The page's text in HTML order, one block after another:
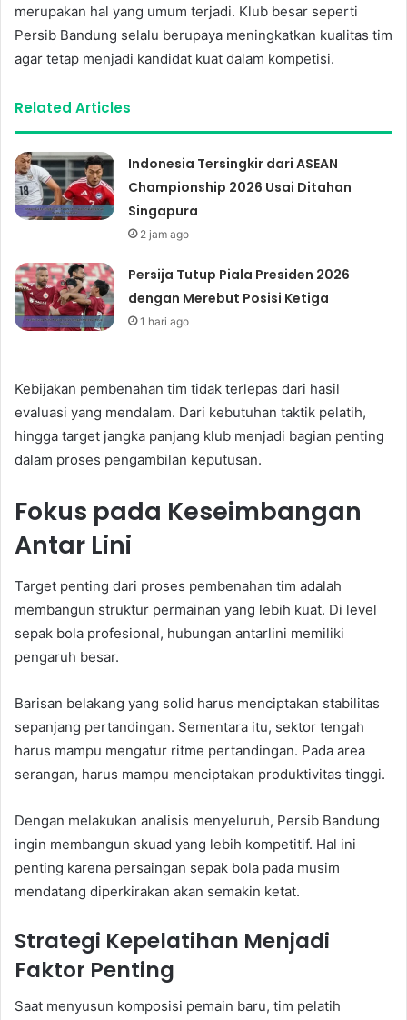
merupakan hal yang umum terjadi. Klub besar seperti
Persib Bandung selalu berupaya meningkatkan kualitas tim
agar tetap menjadi kandidat kuat dalam kompetisi.
Related Articles
Indonesia Tersingkir dari ASEAN
Championship 2026 Usai Ditahan
Singapura
2 jam ago
Persija Tutup Piala Presiden 2026
dengan Merebut Posisi Ketiga
1 hari ago
Kebijakan pembenahan tim tidak terlepas dari hasil
evaluasi yang mendalam. Dari kebutuhan taktik pelatih,
hingga target jangka panjang klub menjadi bagian penting
dalam proses pengambilan keputusan.
Fokus pada Keseimbangan
Antar Lini
Target penting dari proses pembenahan tim adalah
membangun struktur permainan yang lebih kuat. Di level
sepak bola profesional, hubungan antarlini memiliki
pengaruh besar.
Barisan belakang yang solid harus menciptakan stabilitas
sepanjang pertandingan. Sementara itu, sektor tengah
harus mampu mengatur ritme pertandingan. Pada area
serangan, harus mampu menciptakan produktivitas tinggi.
Dengan melakukan analisis menyeluruh, Persib Bandung
ingin membangun skuad yang lebih kompetitif. Hal ini
penting karena persaingan sepak bola pada musim
mendatang diperkirakan akan semakin ketat.
Strategi Kepelatihan Menjadi
Faktor Penting
Saat menyusun komposisi pemain baru, tim pelatih